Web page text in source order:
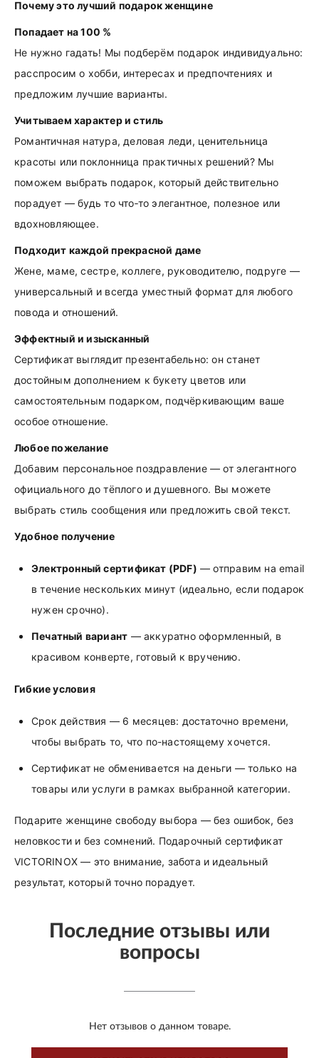
Почему это лучший подарок женщине
Попадает на 100 %
Не нужно гадать! Мы подберём подарок индивидуально:
расспросим о хобби, интересах и предпочтениях и
предложим лучшие варианты.
Учитываем характер и стиль
Романтичная натура, деловая леди, ценительница
красоты или поклонница практичных решений? Мы
поможем выбрать подарок, который действительно
порадует — будь то что‑то элегантное, полезное или
вдохновляющее.
Подходит каждой прекрасной даме
Жене, маме, сестре, коллеге, руководителю, подруге —
универсальный и всегда уместный формат для любого
повода и отношений.
Эффектный и изысканный
Сертификат выглядит презентабельно: он станет
достойным дополнением к букету цветов или
самостоятельным подарком, подчёркивающим ваше
особое отношение.
Любое пожелание
Добавим персональное поздравление — от элегантного
официального до тёплого и душевного. Вы можете
выбрать стиль сообщения или предложить свой текст.
Удобное получение
Электронный сертификат (PDF) — отправим на email
в течение нескольких минут (идеально, если подарок
нужен срочно).
Печатный вариант — аккуратно оформленный, в
красивом конверте, готовый к вручению.
Гибкие условия
Срок действия — 6 месяцев: достаточно времени,
чтобы выбрать то, что по-настоящему хочется.
Сертификат не обменивается на деньги — только на
товары или услуги в рамках выбранной категории.
Подарите женщине свободу выбора — без ошибок, без
неловкости и без сомнений. Подарочный сертификат
VICTORINOX — это внимание, забота и идеальный
результат, который точно порадует.
Последние отзывы или
вопросы
Нет отзывов о данном товаре.